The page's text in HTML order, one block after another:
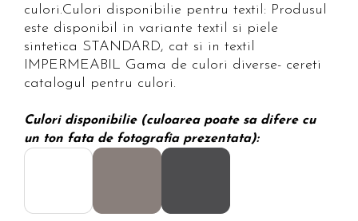
culori.Culori disponibilie pentru textil: Produsul
este disponibil in variante textil si piele
sintetica STANDARD, cat si in textil
IMPERMEABIL Gama de culori diverse- cereti
catalogul pentru culori.
Culori disponibilie (culoarea poate sa difere cu
un ton fata de fotografia prezentata):